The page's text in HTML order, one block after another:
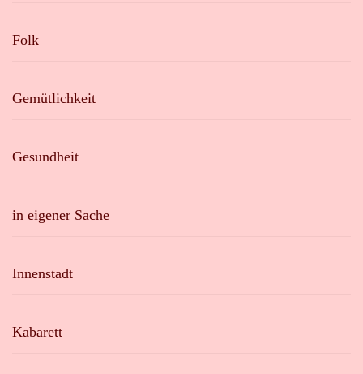
Folk
Gemütlichkeit
Gesundheit
in eigener Sache
Innenstadt
Kabarett